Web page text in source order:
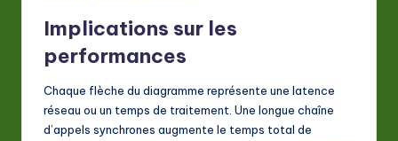
Implications sur les
performances
Chaque flèche du diagramme représente une latence
réseau ou un temps de traitement. Une longue chaîne
d’appels synchrones augmente le temps total de